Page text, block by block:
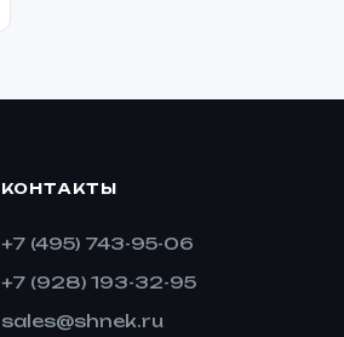
КОНТАКТЫ
+7 (495) 743-95-06
+7 (928) 193-32-95
sales@shnek.ru